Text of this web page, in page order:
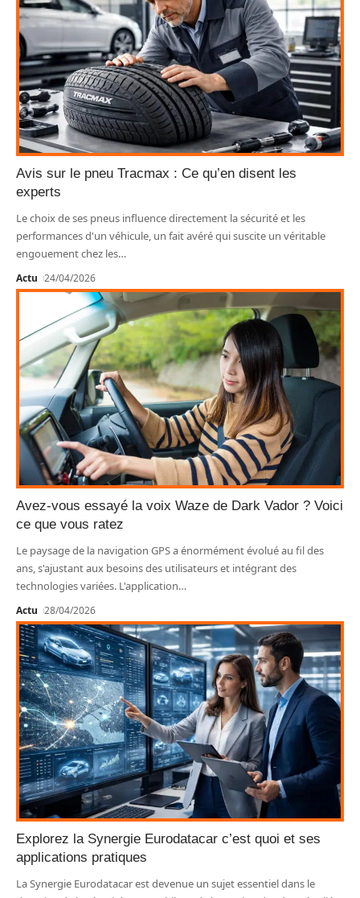
Avis sur le pneu Tracmax : Ce qu’en disent les
experts
Le choix de ses pneus influence directement la sécurité et les
performances d'un véhicule, un fait avéré qui suscite un véritable
engouement chez les…
Actu 24/04/2026
Avez-vous essayé la voix Waze de Dark Vador ? Voici
ce que vous ratez
Le paysage de la navigation GPS a énormément évolué au fil des
ans, s'ajustant aux besoins des utilisateurs et intégrant des
technologies variées. L'application…
Actu 28/04/2026
Explorez la Synergie Eurodatacar c’est quoi et ses
applications pratiques
La Synergie Eurodatacar est devenue un sujet essentiel dans le